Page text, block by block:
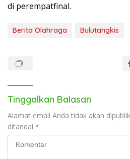
di perempatfinal.
Berita Olahraga Bulutangkis
Tinggalkan Balasan
Alamat email Anda tidak akan
ditandai *